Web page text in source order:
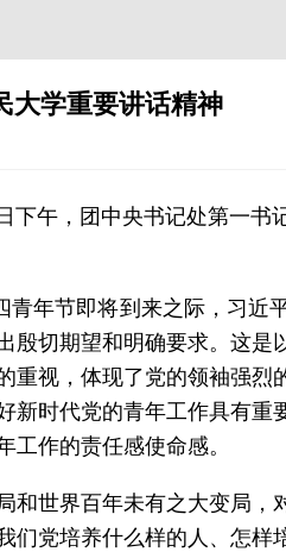
大学重要讲话精神
下午，团中央书记处第一
年节即将到来之际，习
切期望和明确要求。这
视，体现了党的领袖强
时代党的青年工作具有
作的责任感使命感。
世界百年未有之大变局
党培养什么样的人、怎